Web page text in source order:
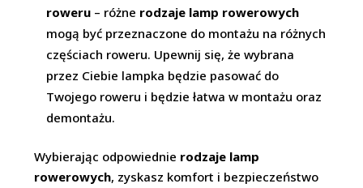
roweru – różne rodzaje lamp rowerowych
mogą być przeznaczone do montażu na różnych
częściach roweru. Upewnij się, że wybrana
przez Ciebie lampka będzie pasować do
Twojego roweru i będzie łatwa w montażu oraz
demontażu.
Wybierając odpowiednie rodzaje lamp
rowerowych, zyskasz komfort i bezpieczeństwo